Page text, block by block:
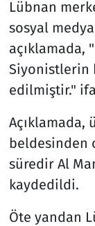
Lübnan
sosyal medya
açıklamada,
Siyonistlerin
edilmiştir."
Açıklamada,
beldesinden
süredir Al
kaydedildi.
Öte yandan
Teknoloji